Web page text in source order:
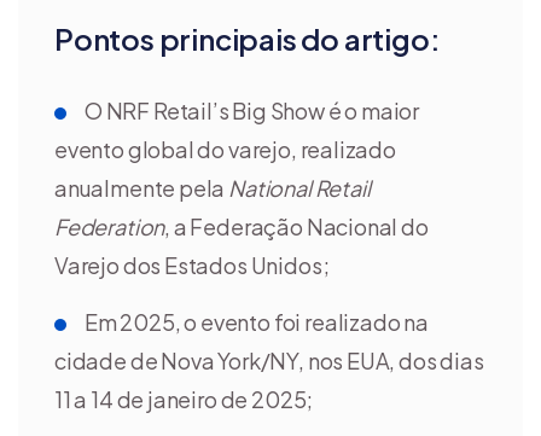
Pontos principais do artigo:
O NRF Retail’s Big Show é o maior
evento global do varejo, realizado
anualmente pela National Retail
Federation, a Federação Nacional do
Varejo dos Estados Unidos;
Em 2025, o evento foi realizado na
cidade de Nova York/NY, nos EUA, dos dias
11 a 14 de janeiro de 2025;